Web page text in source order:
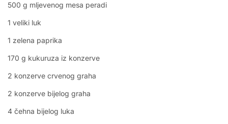
500 g mljevenog mesa peradi
1 veliki luk
1 zelena paprika
170 g kukuruza iz konzerve
2 konzerve crvenog graha
2 konzerve bijelog graha
4 čehna bijelog luka